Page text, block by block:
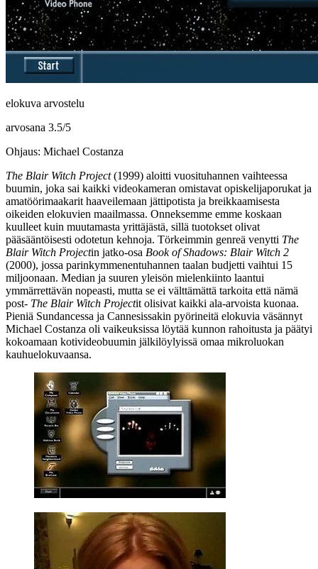
elokuva arvostelu
arvosana 3.5/5
Ohjaus: Michael Costanza
The Blair Witch Project(1999) aloitti vuosituhannen vaihteessa
buumin, joka sai kaikki videokameran omistavat opiskelijaporukat ja
amatöörimaakarit haaveilemaan jättipotista ja breikkaamisesta
oikeiden elokuvien maailmassa. Onneksemme emme koskaan
kuulleet kuin muutamasta yrittäjästä, sillä tuotokset olivat
pääsääntöisesti odotetun kehnoja. Törkeimmin genreä venytti The
Blair Witch Projectin jatko‑osa Book of Shadows: Blair Witch 2
(2000), jossa parinkymmenentuhannen taalan budjetti vaihtui 15
miljoonaan. Median ja suuren yleisön mielenkiinto laantui
ymmärrettävän nopeasti, mutta se ei välttämättä tarkoita että nämä
post‑ The Blair Witch Projectit olisivat kaikki ala‑arvoista kuonaa.
Pieniä Sundancessa ja Cannesissakin pyörineitä elokuvia väsännyt
Michael Costanza oli vaikeuksissa löytää kunnon rahoitusta ja päätyi
kokoamaan kotivideobuumin jälkilöylyissä omaa mikroluokan
kauhuelokuvaansa.